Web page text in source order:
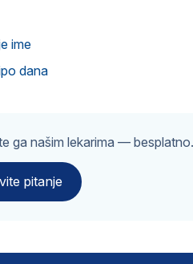
ime
dana
ga našim lekarima — besplatno.
pitanje